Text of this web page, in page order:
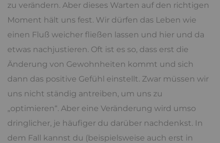
zu verändern. Aber dieses Warten auf den richtigen
Moment hält uns fest. Wir dürfen das Leben wie
einen Fluß weicher fließen lassen und hier und da
etwas nachjustieren. Oft ist es so, dass erst die
Änderung von Gewohnheiten kommt und sich
dann das positive Gefühl einstellt. Zwar müssen wir
uns nicht ständig antreiben, um uns zu
„optimieren“. Aber eine Veränderung wird umso
dringlicher, je häufiger du darüber nachdenkst. In
dem Fall kannst du (beispielsweise auch erst in